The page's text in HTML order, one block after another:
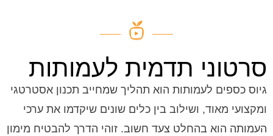
סרטוני תדמית לעמותות
גיוס כספים לעמותות הוא תהליך שמחייב תכנון אסטרטגי
ומקצועי מאוד, ושילוב בין כלים שונים שיקדמו את ערכי
העמותה הוא בהחלט צעד חשוב. זוהי הדרך להבטיח מימון